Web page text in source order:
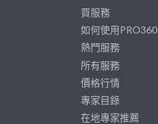
買服務
如何使用PRO360
熱門服務
所有服務
價格行情
專家目錄
在地專家推薦